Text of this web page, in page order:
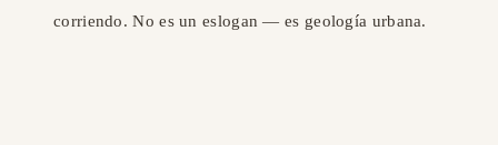
corriendo. No es un eslogan — es geología urbana.